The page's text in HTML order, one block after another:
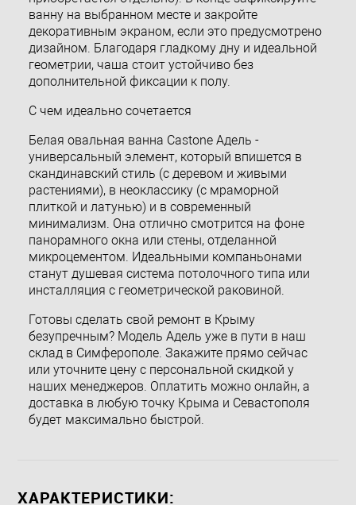
ванну на выбранном месте и закройте
декоративным экраном, если это предусмотрено
дизайном. Благодаря гладкому дну и идеальной
геометрии, чаша стоит устойчиво без
дополнительной фиксации к полу.
С чем идеально сочетается
Белая овальная ванна Castone Адель -
универсальный элемент, который впишется в
скандинавский стиль (с деревом и живыми
растениями), в неоклассику (с мраморной
плиткой и латунью) и в современный
минимализм. Она отлично смотрится на фоне
панорамного окна или стены, отделанной
микроцементом. Идеальными компаньонами
станут душевая система потолочного типа или
инсталляция с геометрической раковиной.
Готовы сделать свой ремонт в Крыму
безупречным? Модель Адель уже в пути в наш
склад в Симферополе. Закажите прямо сейчас
или уточните цену с персональной скидкой у
наших менеджеров. Оплатить можно онлайн, а
доставка в любую точку Крыма и Севастополя
будет максимально быстрой.
ХАРАКТЕРИСТИКИ: